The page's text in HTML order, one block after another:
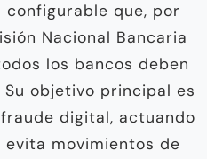
que, por
Nacional Bancaria
los bancos deben
objetivo principal es
digital, actuando
movimientos de